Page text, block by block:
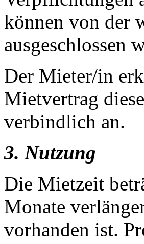
können von der
ausgeschlossen
Der Mieter/in
Mietvertrag
verbindlich an.
3. Nutzung
Die Mietzeit
Monate
vorhanden ist.